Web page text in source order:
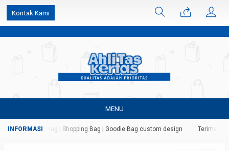
k6Ghe9jF9rmtx91MrSV7BIpW27id0SMW1kLEoe8rM2U
Kontak Kami
MENU
| Paper Bag | Shopping Bag | Goodie Bag custom design Terima